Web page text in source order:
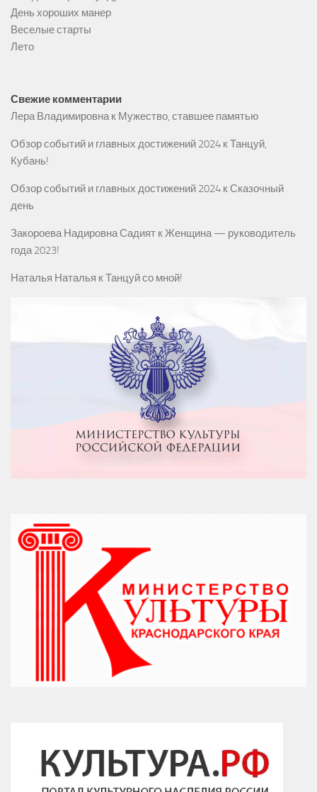
День хороших манер
Веселые старты
Лето
Свежие комментарии
Лера Владимировнак Мужество, ставшее памятью
Обзор событий и главных достижений 2024 кТанцуй,
Кубань!
Обзор событий и главных достижений 2024 кСказочный
день
Закороева Надировна Садият кЖенщина — руководитель
года 2023!
Наталья Наталья кТанцуй со мной!